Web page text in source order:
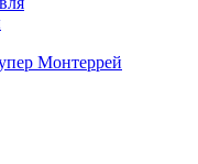
Монтеррей